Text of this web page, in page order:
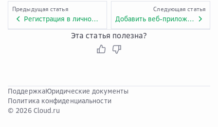
Предыдущая статья
Регистрация в личном кабинете
Следующая статья
Добавить веб-приложение
Эта статья полезна?
ПоддержкаЮридические документы
Политика конфиденциальности
© 2026 Cloud.ru